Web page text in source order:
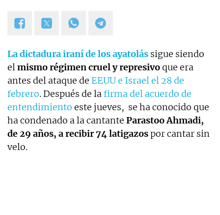
La dictadura iraní de los ayatolás sigue siendo
elmismo régimen cruel y represivoque era
antes del ataque de EEUU e Israel el 28 de
febrero. Después de lafirma del acuerdo de
entendimiento este jueves, se ha conocido que
ha condenado a la cantante Parastoo Ahmadi,
de 29 años, a recibir 74 latigazospor cantar sin
velo.